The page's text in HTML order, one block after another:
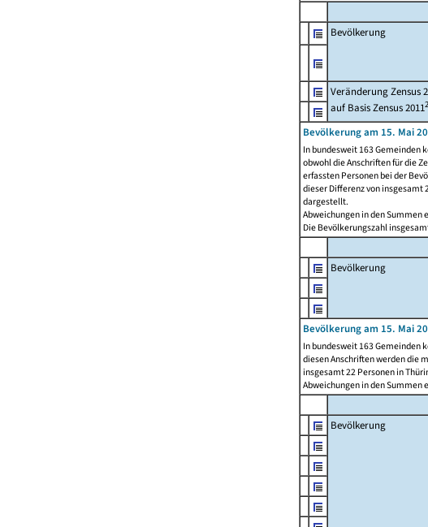
Bevölkerung
Veränderung Zensus
auf Basis Zensus 2011
Bevölkerung am 15. Mai
In bundesweit 163 Gemeinden
obwohl die Anschriften für die
erfassten Personen bei der
dieser Differenz von insgesamt
dargestellt.
Abweichungen in den
Die Bevölkerungszahl
Bevölkerung
Bevölkerung am 15. Mai
In bundesweit 163 Gemeinden
diesen Anschriften werden die
insgesamt 22 Personen in
Abweichungen in den
Bevölkerung